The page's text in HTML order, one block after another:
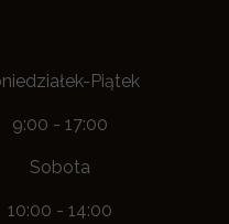
Piątek
9:00 - 17:00
Sobota
10:00 - 14:00